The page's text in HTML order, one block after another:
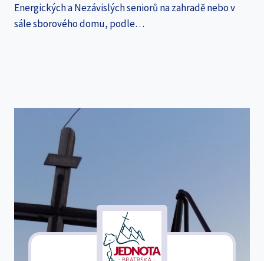
Energických a Nezávislých seniorů na zahradě nebo v
sále sborového domu, podle…